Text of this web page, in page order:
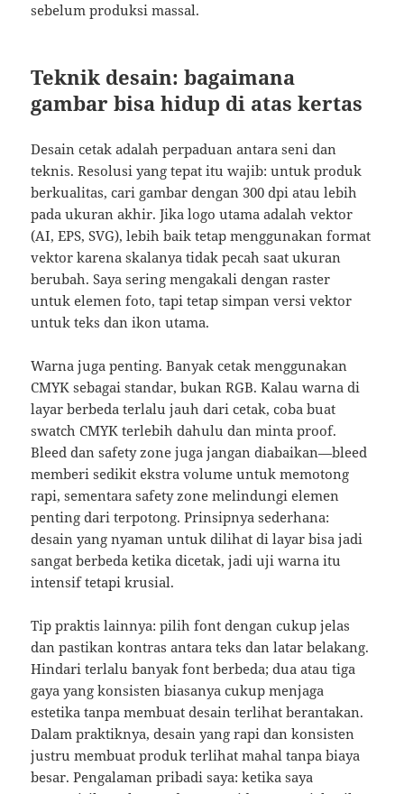
sebelum produksi massal.
Teknik desain: bagaimana
gambar bisa hidup di atas kertas
Desain cetak adalah perpaduan antara seni dan
teknis. Resolusi yang tepat itu wajib: untuk produk
berkualitas, cari gambar dengan 300 dpi atau lebih
pada ukuran akhir. Jika logo utama adalah vektor
(AI, EPS, SVG), lebih baik tetap menggunakan format
vektor karena skalanya tidak pecah saat ukuran
berubah. Saya sering mengakali dengan raster
untuk elemen foto, tapi tetap simpan versi vektor
untuk teks dan ikon utama.
Warna juga penting. Banyak cetak menggunakan
CMYK sebagai standar, bukan RGB. Kalau warna di
layar berbeda terlalu jauh dari cetak, coba buat
swatch CMYK terlebih dahulu dan minta proof.
Bleed dan safety zone juga jangan diabaikan—bleed
memberi sedikit ekstra volume untuk memotong
rapi, sementara safety zone melindungi elemen
penting dari terpotong. Prinsipnya sederhana:
desain yang nyaman untuk dilihat di layar bisa jadi
sangat berbeda ketika dicetak, jadi uji warna itu
intensif tetapi krusial.
Tip praktis lainnya: pilih font dengan cukup jelas
dan pastikan kontras antara teks dan latar belakang.
Hindari terlalu banyak font berbeda; dua atau tiga
gaya yang konsisten biasanya cukup menjaga
estetika tanpa membuat desain terlihat berantakan.
Dalam praktiknya, desain yang rapi dan konsisten
justru membuat produk terlihat mahal tanpa biaya
besar. Pengalaman pribadi saya: ketika saya